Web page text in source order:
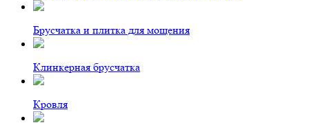
Брусчатка и плитка для мощения
Клинкерная брусчатка
Кровля